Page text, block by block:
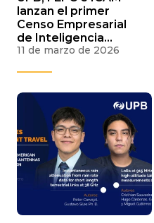
lanzan el primer
Censo Empresarial
de Inteligencia
Artificial en
11 de marzo de 2026